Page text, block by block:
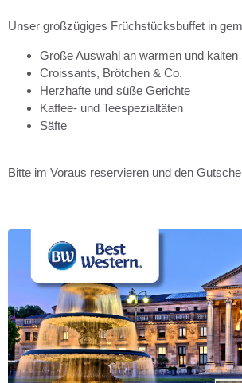
Unser großzügiges Früchstücksbuffet in
Große Auswahl an warmen und kalten
Croissants, Brötchen & Co.
Herzhafte und süße Gerichte
Kaffee- und Teespezialtäten
Säfte
Bitte im Voraus reservieren und den